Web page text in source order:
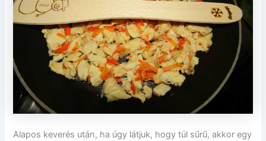
Alapos keverés után, ha úgy látjuk, hogy túl sűrű, akkor egy